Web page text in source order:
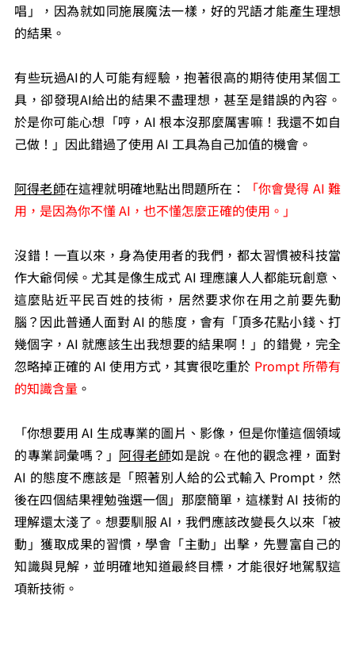
唱」，因為就如同施展魔法一樣，好的咒語才能產生理想
的結果。
有些玩過AI的人可能有經驗，抱著很高的期待使用某個工
具，卻發現AI給出的結果不盡理想，甚至是錯誤的內容。
於是你可能心想「哼，AI 根本沒那麼厲害嘛！我還不如自
己做！」因此錯過了使用 AI 工具為自己加值的機會。
阿得老師在這裡就明確地點出問題所在：
「你會覺得 AI 難
用，是因為你不懂 AI，也不懂怎麼正確的使用。」
沒錯！一直以來，身為使用者的我們，都太習慣被科技當
作大爺伺候。尤其是像生成式 AI 理應讓人人都能玩創意、
這麼貼近平民百姓的技術，居然要求你在用之前要先動
腦？因此普通人面對 AI 的態度，會有「頂多花點小錢、打
幾個字，AI 就應該生出我想要的結果啊！」的錯覺，完全
忽略掉正確的 AI 使用方式，其實很吃重於 Prompt 所帶有
的知識含量 。
「你想要用 AI 生成專業的圖片、影像，但是你懂這個領域
的專業詞彙嗎？」 阿得老師如是說。在他的觀念裡，面對
AI 的態度不應該是「照著別人給的公式輸入 Prompt，然
後在四個結果裡勉強選一個」那麼簡單，這樣對 AI 技術的
理解還太淺了。想要馴服 AI，我們應該改變長久以來「被
動」獲取成果的習慣，學會「主動」出擊，先豐富自己的
知識與見解，並明確地知道最終目標，才能很好地駕馭這
項新技術。